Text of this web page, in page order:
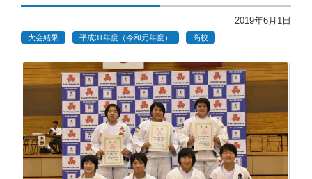
2019年6月1日
大会結果 平成31年度（令和元年度） 高校